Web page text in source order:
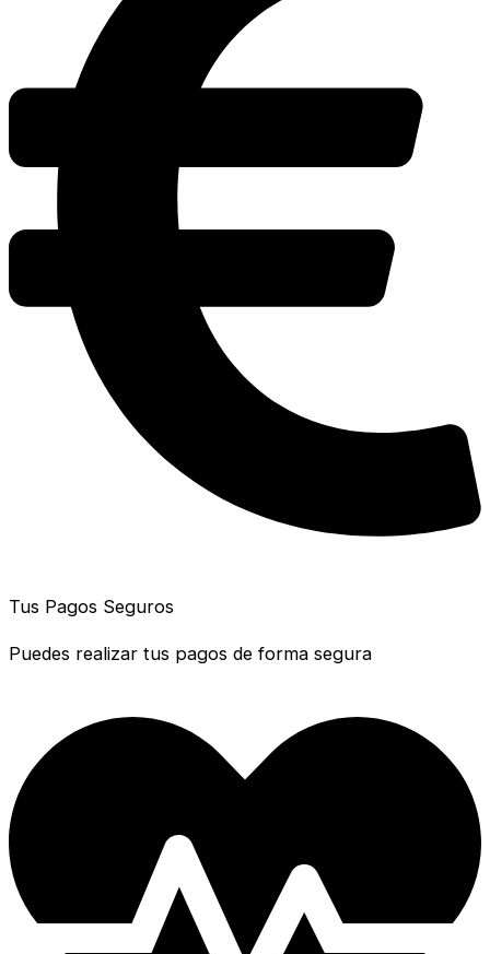
Tus Pagos Seguros
Puedes realizar tus pagos de forma segura